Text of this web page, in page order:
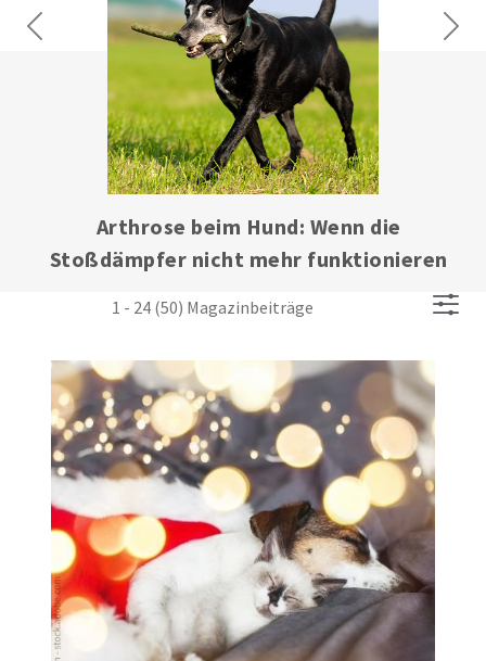
Arthrose beim Hund: Wenn die
Stoßdämpfer nicht mehr funktionieren
Previous Next
1 - 24 (50) Magazinbeiträge